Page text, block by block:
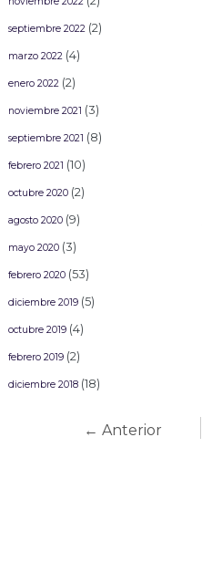
septiembre 2022 (2)
marzo 2022 (4)
enero 2022 (2)
noviembre 2021 (3)
septiembre 2021 (8)
febrero 2021 (10)
octubre 2020(2)
agosto 2020(9)
mayo 2020(3)
febrero 2020(53)
diciembre 2019(5)
octubre 2019(4)
febrero 2019(2)
diciembre 2018(18)
← Anterior